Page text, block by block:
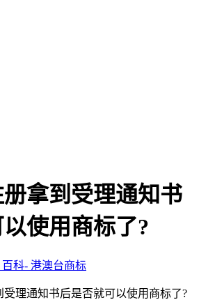
拿到受理通知书
使用商标了?
百科- 港澳台商标
理通知书后是否就可以使用商标了?